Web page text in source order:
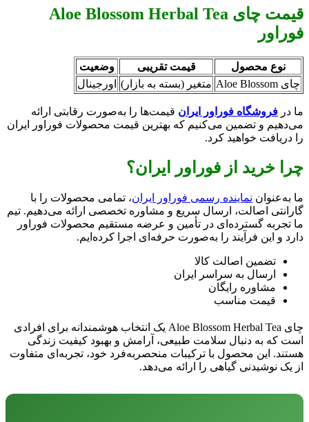
قیمت چای Aloe Blossom Herbal Tea
فوراور
نوع محصول قیمت تقریبی
وضعیت
چای Aloe Blossom
متغیر (بسته به بازار) اورجینال
ما در فروشگاه فوراور ایران قیمت‌ها را به‌صورت رقابتی ارائه
می‌دهیم و تضمین می‌کنیم که بهترین قیمت محصولات فوراور ایران
را دریافت خواهید کرد.
چرا خرید از فوراور ایران؟
ما به‌عنوان نماینده رسمی فوراور ایران، تمامی محصولات را با
گارانتی اصالت، ارسال سریع و مشاوره تخصصی ارائه می‌دهیم. تیم
ما تجربه گسترده‌ای در تأمین و عرضه مستقیم محصولات فوراور
دارد و این فرآیند را به‌صورت حرفه‌ای اجرا کرده‌ایم.
تضمین اصالت کالا
ارسال به سراسر ایران
مشاوره رایگان
قیمت مناسب
چای Aloe Blossom Herbal Tea یک انتخاب هوشمندانه برای افرادی
است که به دنبال سلامت طبیعی، آرامش و بهبود کیفیت زندگی
هستند. این محصول با ترکیبات منحصر‌به‌فرد خود، تجربه‌ای متفاوت
از یک نوشیدنی گیاهی را ارائه می‌دهد.